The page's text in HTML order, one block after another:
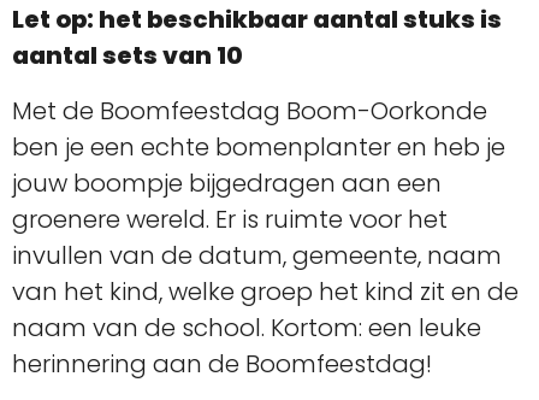
Let op: het beschikbaar aantal stuks is
aantal sets van 10
Met de Boomfeestdag Boom-Oorkonde
ben je een echte bomenplanter en heb je
jouw boompje bijgedragen aan een
groenere wereld. Er is ruimte voor het
invullen van de datum, gemeente, naam
van het kind, welke groep het kind zit en de
naam van de school. Kortom: een leuke
herinnering aan de Boomfeestdag!